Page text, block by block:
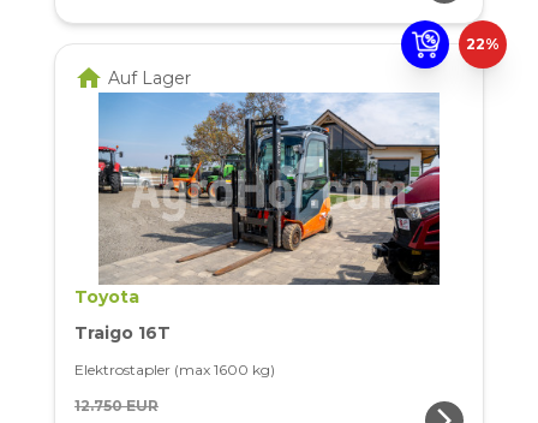
22%
home Auf Lager
Toyota
Traigo 16T
Elektrostapler (max 1600 kg)
12.750 EUR